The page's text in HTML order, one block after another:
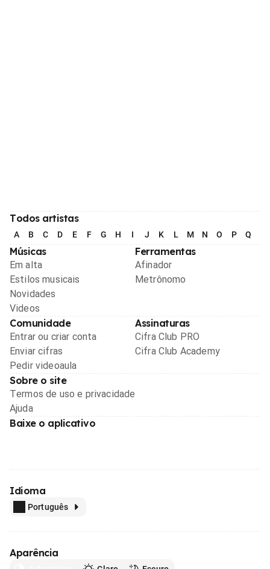
Todos artistas
A B C D E F G H I J K L M N O P Q
Músicas
Em alta
Estilos musicais
Novidades
Videos
Ferramentas
Afinador
Metrônomo
Comunidade
Entrar ou criar conta
Enviar cifras
Pedir videoaula
Assinaturas
Cifra Club PRO
Cifra Club Academy
Sobre o site
Termos de uso e privacidade
Ajuda
Baixe o aplicativo
Idioma
Português
Aparência